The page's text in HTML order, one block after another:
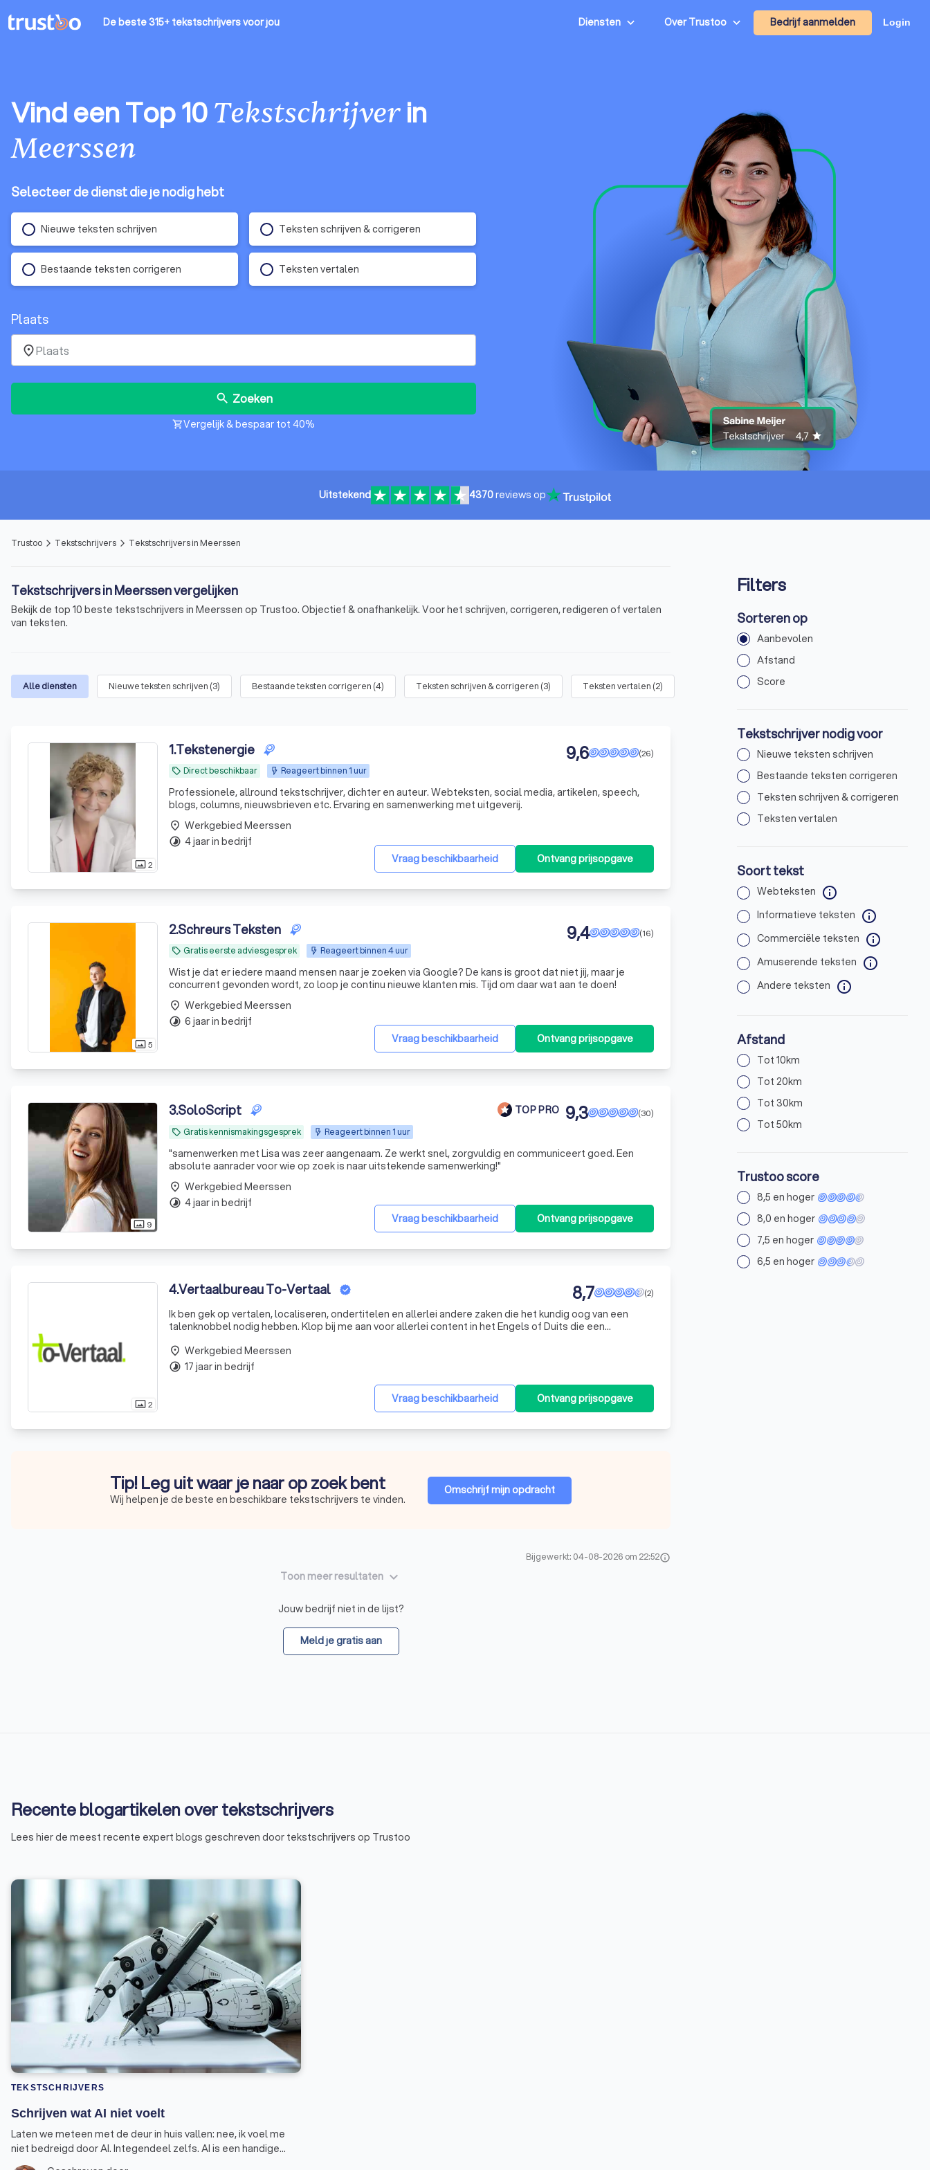
De beste 315+ tekstschrijversvoor jou Diensten Over Trustoo Bedrijf aanmelden Login
Vind een Top 10Tekstschrijverin
Meerssen
Selecteer de dienst die je nodig hebt
Nieuwe teksten schrijven Teksten schrijven & corrigeren
Bestaande teksten corrigeren Teksten vertalen
Plaats
place
search Zoeken
shopping_cartVergelijk & bespaar tot 40%
Uitstekend 4370reviews op
Trustoo arrow_forward_ios Tekstschrijvers arrow_forward_ios Tekstschrijvers in Meerssen
Tekstschrijvers in Meerssen vergelijken
Bekijk de top 10 beste tekstschrijvers in Meerssen op Trustoo. Objectief & onafhankelijk. Voor het schrijven, corrigeren, redigeren of vertalen
van teksten.
Alle diensten Nieuwe teksten schrijven (3) Bestaande teksten corrigeren (4) Teksten schrijven & corrigeren (3) Teksten vertalen (2)
photo_size_select_actual2
1.Tekstenergie
local_offer Direct beschikbaar Reageert binnen 1 uur
(26)
9,6
Professionele, allround tekstschrijver, dichter en auteur. Webteksten, social media, artikelen, speech,
blogs, columns, nieuwsbrieven etc. Ervaring en samenwerking met uitgeverij.
Vraag beschikbaarheid Ontvang prijsopgave
place Werkgebied Meerssen
timelapse 4 jaar in bedrijf
photo_size_select_actual5
2.Schreurs Teksten
local_offer Gratis eerste adviesgesprek Reageert binnen 4 uur
(16)
9,4
Wist je dat er iedere maand mensen naar je zoeken via Google? De kans is groot dat niet jij, maar je
concurrent gevonden wordt, zo loop je continu nieuwe klanten mis. Tijd om daar wat aan te doen!
Vraag beschikbaarheid Ontvang prijsopgave
place Werkgebied Meerssen
timelapse 6 jaar in bedrijf
photo_size_select_actual 9
3.SoloScript TOP PRO
local_offer Gratis kennismakingsgesprek Reageert binnen 1 uur
(30)
9,3
"samenwerken met Lisa was zeer aangenaam. Ze werkt snel, zorgvuldig en communiceert goed. Een
absolute aanrader voor wie op zoek is naar uitstekende samenwerking!"
Vraag beschikbaarheid Ontvang prijsopgave
place Werkgebied Meerssen
timelapse 4 jaar in bedrijf
photo_size_select_actual2
4.Vertaalbureau To-Vertaal (2)
8,7
Ik ben gek op vertalen, localiseren, ondertitelen en allerlei andere zaken die het kundig oog van een
talenknobbel nodig hebben. Klop bij me aan voor allerlei content in het Engels of Duits die een
Vraag beschikbaarheid Ontvang prijsopgave
place Werkgebied Meerssen
timelapse 17 jaar in bedrijf
Tip! Leg uit waar je naar op zoek bent
Wij helpen je de beste en beschikbare tekstschrijvers te vinden.
Omschrijf mijn opdracht
Bijgewerkt: 04-08-2026 om 22:52info
Toon meer resultaten keyboard_arrow_down
Jouw bedrijf niet in de lijst?
Meld je gratis aan
Filters
Sorteren op
Aanbevolen
Afstand
Score
Tekstschrijver nodig voor
Nieuwe teksten schrijven
Bestaande teksten corrigeren
Teksten schrijven & corrigeren
Teksten vertalen
Soort tekst
Webteksten info
Informatieve teksten info
Commerciële teksten info
Amuserende teksten info
Andere teksten info
Afstand
Tot 10km
Tot 20km
Tot 30km
Tot 50km
Trustoo score
8,5 en hoger
8,0 en hoger
7,5 en hoger
6,5 en hoger
Recente blogartikelen over tekstschrijvers
Lees hier de meest recente expert blogs geschreven door tekstschrijvers op Trustoo
TEKSTSCHRIJVERS
Schrijven wat AI niet voelt
Laten we meteen met de deur in huis vallen: nee, ik voel me
niet bedreigd door AI. Integendeel zelfs. AI is een handige
assistent geworden in mijn werk als schrijver, maar geen